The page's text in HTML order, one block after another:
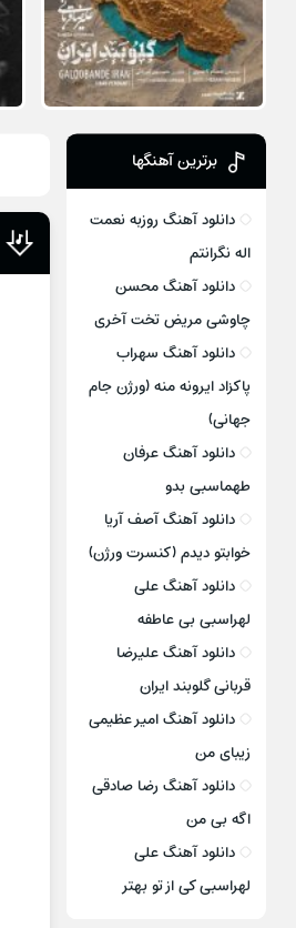
برترین آهنگها
دانلود آهنگ روزبه نعمت
اله نگرانتم
دانلود آهنگ محسن
چاوشی مریض تخت آخری
دانلود آهنگ سهراب
پاکزاد ایرونه منه (ورژن جام
جهانی)
دانلود آهنگ عرفان
طهماسبی بدو
دانلود آهنگ آصف آریا
خوابتو دیدم (کنسرت ورژن)
دانلود آهنگ علی
لهراسبی بی عاطفه
دانلود آهنگ علیرضا
قربانی گلوبند ایران
دانلود آهنگ امیر عظیمی
زیبای من
دانلود آهنگ رضا صادقی
اگه بی من
دانلود آهنگ علی
لهراسبی کی از تو ‌بهتر